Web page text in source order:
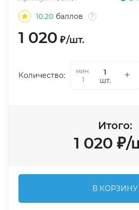
10.20 баллов ?
1 020 ₽/шт.
Количество:
мин.
1
шт.
Итого:
1 020 ₽/
В КОРЗИНУ